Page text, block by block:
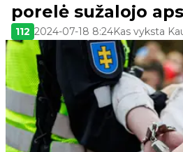
porelė sužalojo
112 2024-07-18 8:24Kas vyksta